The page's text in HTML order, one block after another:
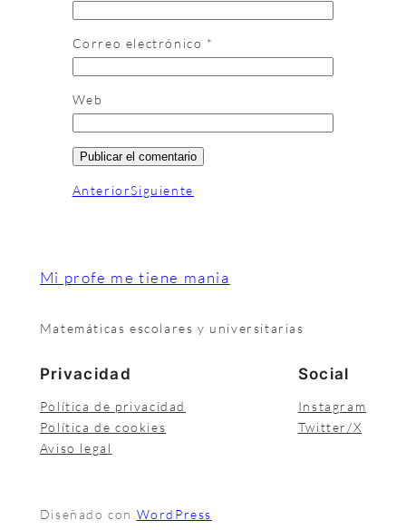
Correo electrónico *
Web
AnteriorSiguiente
Mi profe me tiene mania
Matemáticas escolares y universitarias
Privacidad
Política de privacidad
Política de cookies
Aviso legal
Social
Instagram
Twitter/X
Diseñado con WordPress